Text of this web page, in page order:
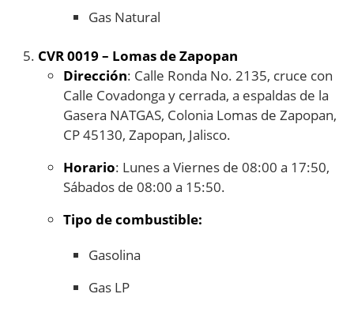
Gas Natural
CVR 0019 – Lomas de Zapopan
Dirección: Calle Ronda No. 2135, cruce con
Calle Covadonga y cerrada, a espaldas de la
Gasera NATGAS, Colonia Lomas de Zapopan,
CP 45130, Zapopan, Jalisco.
Horario: Lunes a Viernes de 08:00 a 17:50,
Sábados de 08:00 a 15:50.
Tipo de combustible:
Gasolina
Gas LP